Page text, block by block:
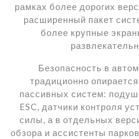
рамках более дорогих
расширенный пакет
более крупные
Безопасность в
традиционно
пассивных систем:
ESC, датчики контроля
силы, а в отдельных
обзора и ассистенты